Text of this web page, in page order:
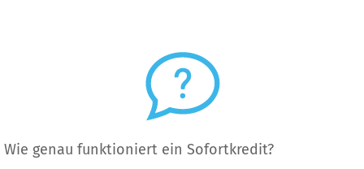
Wie genau funktioniert ein Sofortkredit?